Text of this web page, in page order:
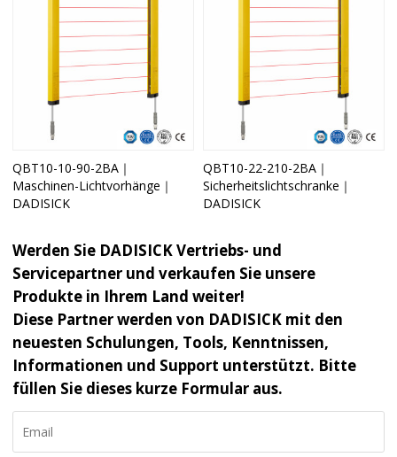
QBT10-10-90-2BA｜
Maschinen-Lichtvorhänge｜
DADISICK
QBT10-22-210-2BA｜
Sicherheitslichtschranke｜
DADISICK
Werden Sie DADISICK Vertriebs- und
Servicepartner und verkaufen Sie unsere
Produkte in Ihrem Land weiter!
Diese Partner werden von DADISICK mit den
neuesten Schulungen, Tools, Kenntnissen,
Informationen und Support unterstützt. Bitte
füllen Sie dieses kurze Formular aus.